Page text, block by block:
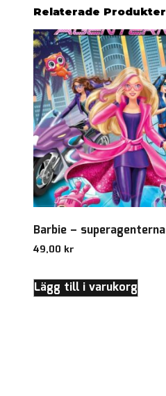
Relaterade Produkter
Barbie – superagenterna
49,00 kr
Lägg till i varukorg